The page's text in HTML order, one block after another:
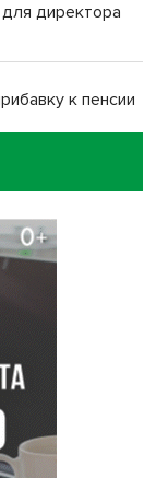
директора
к пенсии